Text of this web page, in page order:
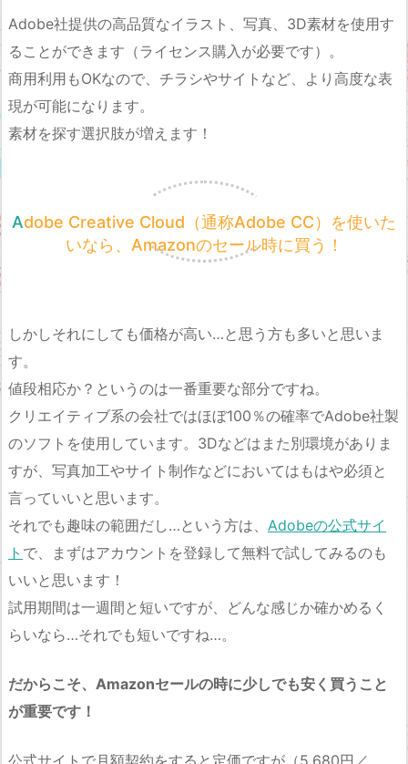
Adobe社提供の高品質なイラスト、写真、3D素材を使用す
ることができます（ライセンス購入が必要です）。
商用利用もOKなので、チラシやサイトなど、より高度な表
現が可能になります。
素材を探す選択肢が増えます！
Adobe Creative Cloud（通称Adobe CC）を使いた
いなら、Amazonのセール時に買う！
しかしそれにしても価格が高い…と思う方も多いと思いま
す。
値段相応か？というのは一番重要な部分ですね。
クリエイティブ系の会社ではほぼ100％の確率でAdobe社製
のソフトを使用しています。3Dなどはまた別環境がありま
すが、写真加工やサイト制作などにおいてはもはや必須と
言っていいと思います。
それでも趣味の範囲だし…という方は、 Adobeの公式サイ
ト で、まずはアカウントを登録して無料で試してみるのも
いいと思います！
試用期間は一週間と短いですが、どんな感じか確かめるく
らいなら…それでも短いですね…。
だからこそ、Amazonセールの時に少しでも安く買うこと
が重要です！
公式サイトで月額契約をすると定価ですが（5,680円／